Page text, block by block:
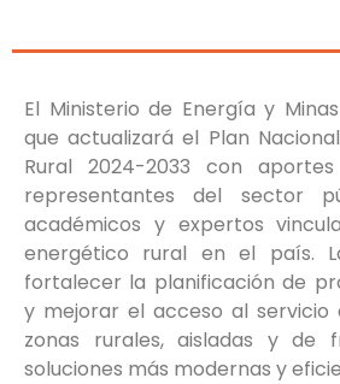
El Ministerio de Energía y
que actualizará el Plan
Rural 2024-2033 con
representantes del sector
académicos y expertos
energético rural en el país.
fortalecer la planificación de
y mejorar el acceso al servicio
zonas rurales, aisladas y de
soluciones más modernas y